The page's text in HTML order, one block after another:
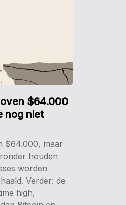
$64.000
nog niet
$64.000, maar
houden
worden
Verder: de
high,